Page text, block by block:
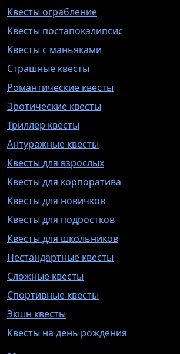
Квесты ограбление
Квесты постапокалипсис
Квесты с маньяками
Страшные квесты
Романтические квесты
Эротические квесты
Триллер квесты
Антуражные квесты
Квесты для взрослых
Квесты для корпоратива
Квесты для новичков
Квесты для подростков
Квесты для школьников
Нестандартные квесты
Сложные квесты
Спортивные квесты
Экшн квесты
Квесты на день рождения